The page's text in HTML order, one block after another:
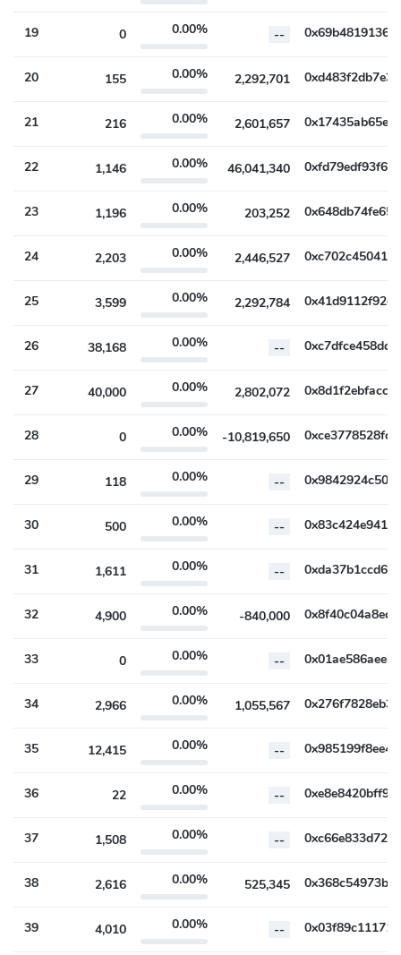
19 0 0.00% --
20 155 0.00% 2,292,701
21 216 0.00% 2,601,657
22 1,146 0.00% 46,041,340
23 1,196 0.00% 203,252
24 2,203 0.00% 2,446,527
25 3,599 0.00% 2,292,784
26 38,168 0.00% --
27 40,000 0.00% 2,802,072
28 0 0.00% -10,819,650
29 118 0.00% --
30 500 0.00% --
31 1,611 0.00% --
32 4,900 0.00% -840,000
33 0 0.00% --
34 2,966 0.00% 1,055,567
35 12,415 0.00% --
36 22 0.00% --
37 1,508 0.00% --
38 2,616 0.00% 525,345
39 4,010 0.00% --